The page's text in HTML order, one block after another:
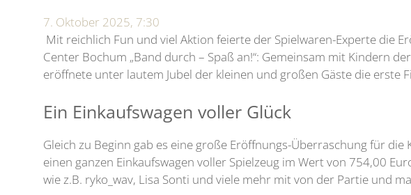
7. Oktober 2025, 7:30
Mit reichlich Fun und viel Aktion feierte der Spielwaren-Experte die
Center Bochum „Band durch – Spaß an!“: Gemeinsam mit Kindern
eröffnete unter lautem Jubel der kleinen und großen Gäste die erste
Ein Einkaufswagen voller Glück
Gleich zu Beginn gab es eine große Eröffnungs-Überraschung für
einen ganzen Einkaufswagen voller Spielzeug im Wert von 754,00
wie z.B. ryko_wav, Lisa Sonti und viele mehr mit von der Partie und